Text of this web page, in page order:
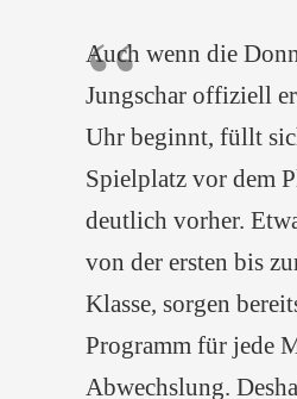
Auch wenn die
Jungschar offiziell
Uhr beginnt, füllt
Spielplatz vor dem
deutlich vorher.
von der ersten bis
Klasse, sorgen
Programm für jede
Abwechslung.